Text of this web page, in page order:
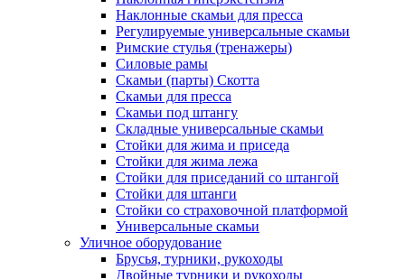
Наклонные скамьи для пресса
Регулируемые универсальные скамьи
Римские стулья (тренажеры)
Силовые рамы
Скамьи (парты) Скотта
Скамьи для пресса
Скамьи под штангу
Складные универсальные скамьи
Стойки для жима и приседа
Стойки для жима лежа
Стойки для приседаний со штангой
Стойки для штанги
Стойки со страховочной платформой
Универсальные скамьи
Уличное оборудование
Брусья, турники, рукоходы
Двойные турники и рукоходы